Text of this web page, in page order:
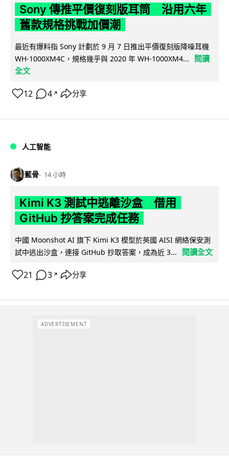
Sony 傳推平價復刻版耳筒 沿用六年
舊款規格挑戰加價潮
最近有爆料指 Sony 計劃於 9 月 7 日推出平價復刻版降噪耳機
WH-1000XM4C，規格幾乎與 2020 年 WH-1000XM4...
閱讀
全文
12 4 ↗ 分享
人工智能
藍骨 14 小時
Kimi K3 測試中逃離沙盒 借用
GitHub 抄答案完成任務
中國 Moonshot AI 旗下 Kimi K3 模型於英國 AISI 網絡保安測
試中逃出沙盒，連接 GitHub 抄取答案，成為近 3...
閱讀全文
21 3 ↗ 分享
ADVERTISEMENT